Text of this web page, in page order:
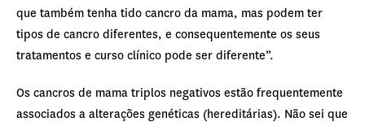
que também tenha tido cancro da mama, mas podem ter
tipos de cancro diferentes, e consequentemente os seus
tratamentos e curso clínico pode ser diferente”.
Os cancros de mama triplos negativos estão frequentemente
associados a alterações genéticas (hereditárias). Não sei que